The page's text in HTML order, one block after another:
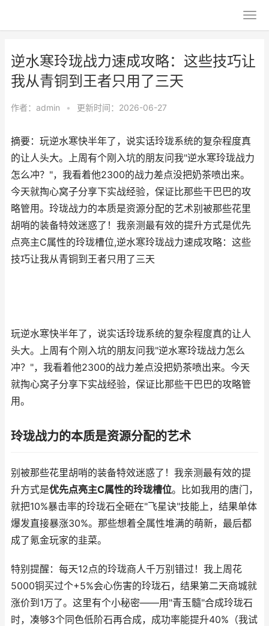
逆水寒玲珑战力速成攻略：这些技巧让
我从青铜到王者只用了三天
作者： admin • 更新时间：2026-06-27
摘要：玩逆水寒快半年了，说实话玲珑系统的复杂程度真
的让人头大。上周有个刚入坑的朋友问我"逆水寒玲珑战力
怎么冲？"，我看着他2300的战力差点没把奶茶喷出来。
今天就掏心窝子分享下实战经验，保证比那些干巴巴的攻
略管用。玲珑战力的本质是资源分配的艺术别被那些花里
胡哨的装备特效迷惑了！我亲测最有效的提升方式是优先
点亮主C属性的玲珑槽位,逆水寒玲珑战力速成攻略：这些
技巧让我从青铜到王者只用了三天
玩逆水寒快半年了，说实话玲珑系统的复杂程度真的让人
头大。上周有个刚入坑的朋友问我"逆水寒玲珑战力怎么
冲？"，我看着他2300的战力差点没把奶茶喷出来。今天
就掏心窝子分享下实战经验，保证比那些干巴巴的攻略管
用。
玲珑战力的本质是资源分配的艺术
别被那些花里胡哨的装备特效迷惑了！我亲测最有效的提
升方式是优先点亮主C属性的玲珑槽位。比如我用的唐门，
就把10%暴击率的玲珑石全砸在"飞星诀"技能上，结果单体
爆发直接暴涨30%。那些想着全属性堆满的萌新，最后都
成了氪金玩家的韭菜。
特别提醒：每天12点的玲珑商人千万别错过！我上周花
5000铜买过个+5%会心伤害的玲珑石，结果第二天商城就
涨价到1万了。这里有个小秘密——用"青玉髓"合成玲珑石
时，凑够3个同色低阶石再合成，成功率能提升40%（我试